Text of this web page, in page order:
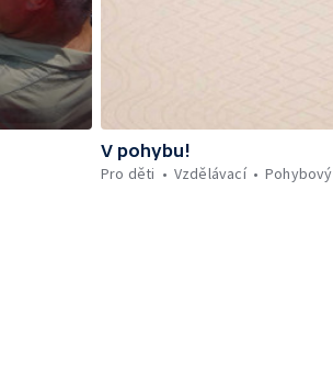
V pohybu!
Pro děti
Vzdělávací Pohybový